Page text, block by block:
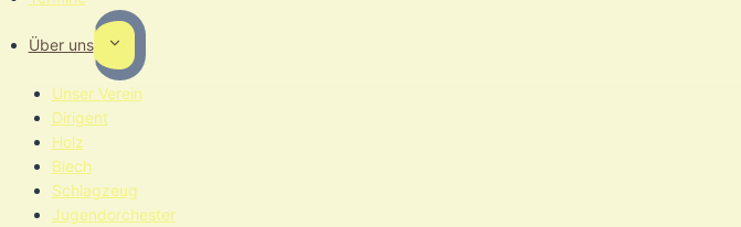
Über uns
Toggle
child
menu
Unser Verein
Dirigent
Holz
Blech
Schlagzeug
Jugendorchester